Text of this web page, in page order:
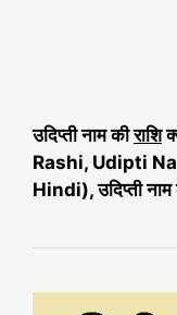
उदिप्ती नाम कीराशि
Rashi, Udipti
Hindi), उदिप्ती नाम